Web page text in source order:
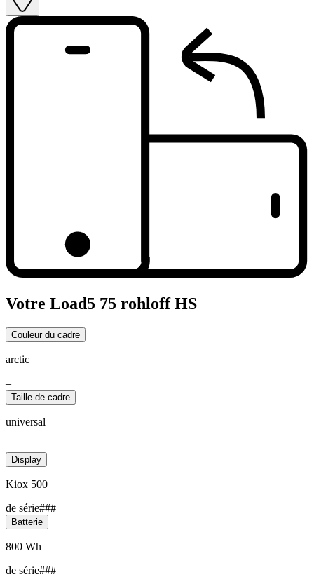
Votre Load5 75 rohloff HS
Couleur du cadre
arctic
–
Taille de cadre
universal
–
Display
Kiox 500
de série###
Batterie
800 Wh
de série###